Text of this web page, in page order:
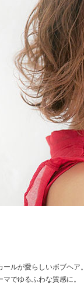
ルが愛らしいボブヘア。
でゆるふわな質感に。